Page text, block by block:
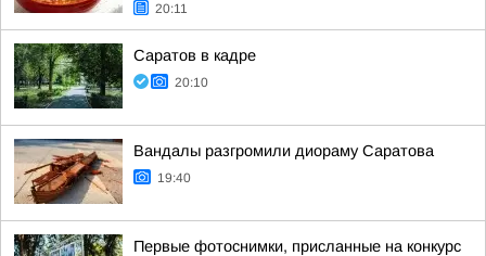
20:11
Саратов в кадре
20:10
Вандалы разгромили диораму Саратова
19:40
Первые фотоснимки, присланные на конкурс